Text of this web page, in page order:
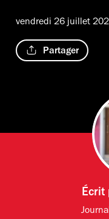
vendredi 26 juillet
Partager
Écrit